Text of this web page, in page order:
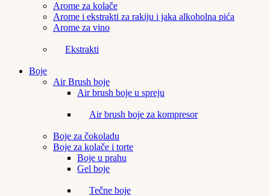
Arome za kolače
Arome i ekstrakti za rakiju i jaka alkoholna pića
Arome za vino
Ekstrakti
Boje
Air Brush boje
Air brush boje u spreju
Air brush boje za kompresor
Boje za čokoladu
Boje za kolače i torte
Boje u prahu
Gel boje
Tečne boje